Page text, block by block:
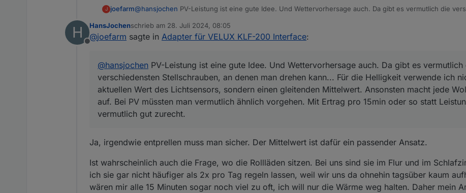
J joefarm@hansjochen PV-Leistung ist eine gute Idee. Und Wettervorhersage auch. Da gibt es vermutlich die
sondern einen gleitenden Mittelwert. Ansonsten macht jede Wolke die Rollos auf. Bei PV müssten man
vorgehen. Mit Ertrag pro 15min oder so statt Leistung kommt man vermutlich gut zurecht.
H
Offline
HansJochenschrieb am 28. Juli 2024, 08:05
zuletzt editiert von
@joefarm sagte in Adapter für VELUX KLF-200 Interface:
@hansjochen PV-Leistung ist eine gute Idee. Und Wettervorhersage auch. Da gibt es vermutlich
verschiedensten Stellschrauben, an denen man drehen kann... Für die Helligkeit verwende ich
aktuellen Wert des Lichtsensors, sondern einen gleitenden Mittelwert. Ansonsten macht jede
auf. Bei PV müssten man vermutlich ähnlich vorgehen. Mit Ertrag pro 15min oder so statt
vermutlich gut zurecht.
Ja, irgendwie entprellen muss man sicher. Der Mittelwert ist dafür ein passender Ansatz.
Ist wahrscheinlich auch die Frage, wo die Rollläden sitzen. Bei uns sind sie im Flur und im
ich sie gar nicht häufiger als 2x pro Tag regeln lassen, weil wir uns da ohnehin tagsüber kaum
wären mir alle 15 Minuten sogar noch viel zu oft, ich will nur die Wärme weg halten. Daher mein